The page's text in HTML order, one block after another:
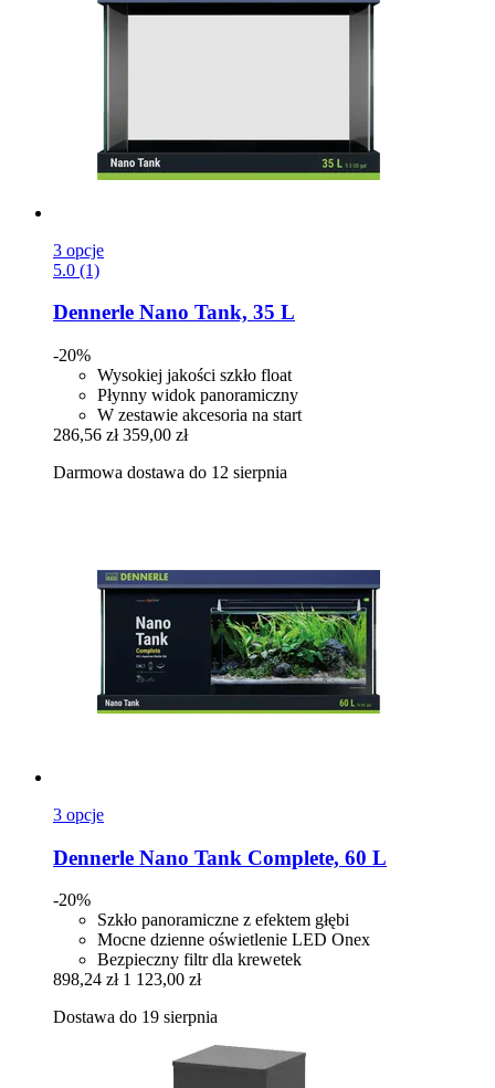
3 opcje
5.0 (1)
Dennerle Nano Tank, 35 L
-20%
Wysokiej jakości szkło float
Płynny widok panoramiczny
W zestawie akcesoria na start
286,56 zł 359,00 zł
Darmowa dostawa do 12 sierpnia
3 opcje
Dennerle Nano Tank Complete, 60 L
-20%
Szkło panoramiczne z efektem głębi
Mocne dzienne oświetlenie LED Onex
Bezpieczny filtr dla krewetek
898,24 zł 1 123,00 zł
Dostawa do 19 sierpnia